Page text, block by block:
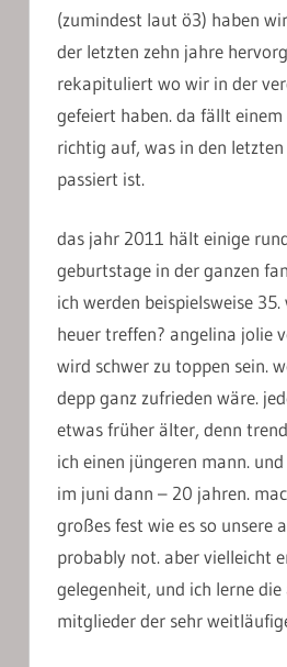
(zumindest laut ö3) haben
der letzten zehn jahre
rekapituliert wo wir in der
gefeiert haben. da fällt einem
richtig auf, was in den
passiert ist.
das jahr 2011 hält einige
geburtstage in der ganzen
ich werden beispielsweise
heuer treffen? angelina jolie
wird schwer zu toppen sein.
depp ganz zufrieden wäre.
etwas früher älter, denn
ich einen jüngeren mann.
im juni dann – 20 jahren.
großes fest wie es so unsere
probably not. aber vielleicht
gelegenheit, und ich lerne
mitglieder der sehr